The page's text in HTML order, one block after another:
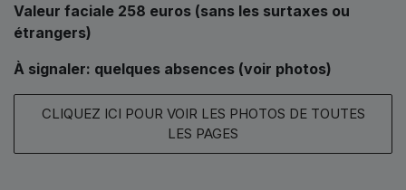
Valeur faciale 258 euros (sans les surtaxes ou
étrangers)
À signaler: quelques absences (voir photos)
CLIQUEZ ICI POUR VOIR LES PHOTOS DE TOUTES
LES PAGES